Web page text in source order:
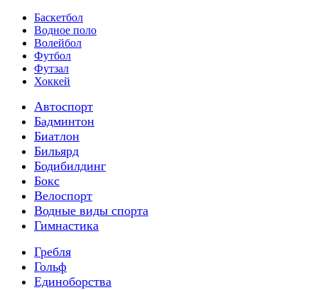
Баскетбол
Водное поло
Волейбол
Футбол
Футзал
Хоккей
Автоспорт
Бадминтон
Биатлон
Бильярд
Бодибилдинг
Бокс
Велоспорт
Водные виды спорта
Гимнастика
Гребля
Гольф
Единоборства